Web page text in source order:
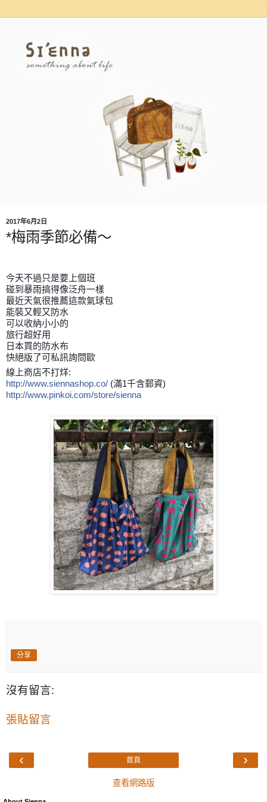
2017年6月2日
*梅雨季節必備～
今天不過只是要上個班
碰到暴雨搞得像泛舟一樣
最近天氣很推薦這款氣球包
能裝又輕又防水
可以收納小小的
旅行超好用
日本買的防水布
快絕版了可私訊詢問歐
線上商店不打烊:
http://www.siennashop.co/ (滿1千含郵資)
http://www.pinkoi.com/store/sienna
分享
沒有留言:
張貼留言
‹ ›
首頁
查看網路版